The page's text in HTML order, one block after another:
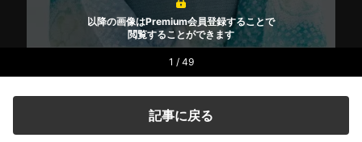
以降の画像はPremium会員登録することで
閲覧することができます
1 / 49
記事に戻る